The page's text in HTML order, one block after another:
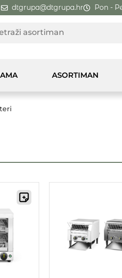
dtgrupa@dtgrupa.hr Pon -
ASORTIMAN